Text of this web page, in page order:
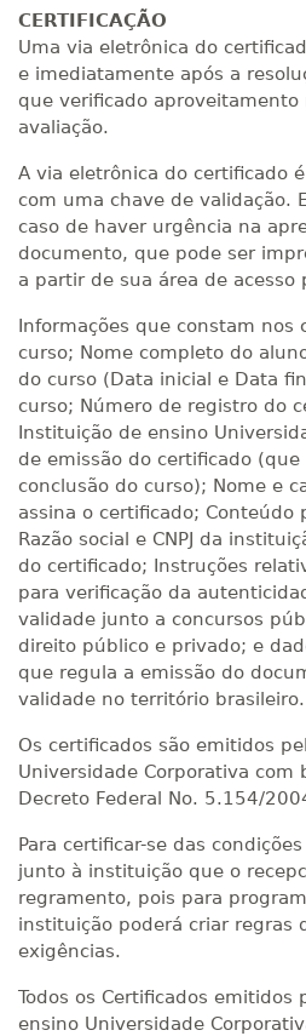
CERTIFICAÇÃO
Uma via eletrônica do
e imediatamente após a
que verificado
avaliação.
A via eletrônica do certificado
com uma chave de validação.
caso de haver urgência na
documento, que pode ser
a partir de sua área de acesso
Informações que constam nos
curso; Nome completo do
do curso (Data inicial e Data
curso; Número de registro do
Instituição de ensino
de emissão do certificado
conclusão do curso); Nome e
assina o certificado; Conteúdo
Razão social e CNPJ da
do certificado; Instruções
para verificação da
validade junto a concursos
direito público e privado; e
que regula a emissão do
validade no território brasileiro.
Os certificados são emitidos
Universidade Corporativa com
Decreto Federal No. 5.154/
Para certificar-se das
junto à instituição que o
regramento, pois para
instituição poderá criar regras
exigências.
Todos os Certificados emitidos
ensino Universidade